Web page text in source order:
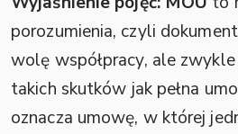
porozumienia, czyli
wolę współpracy, ale
takich skutków jak pełna
oznacza umowę, w której